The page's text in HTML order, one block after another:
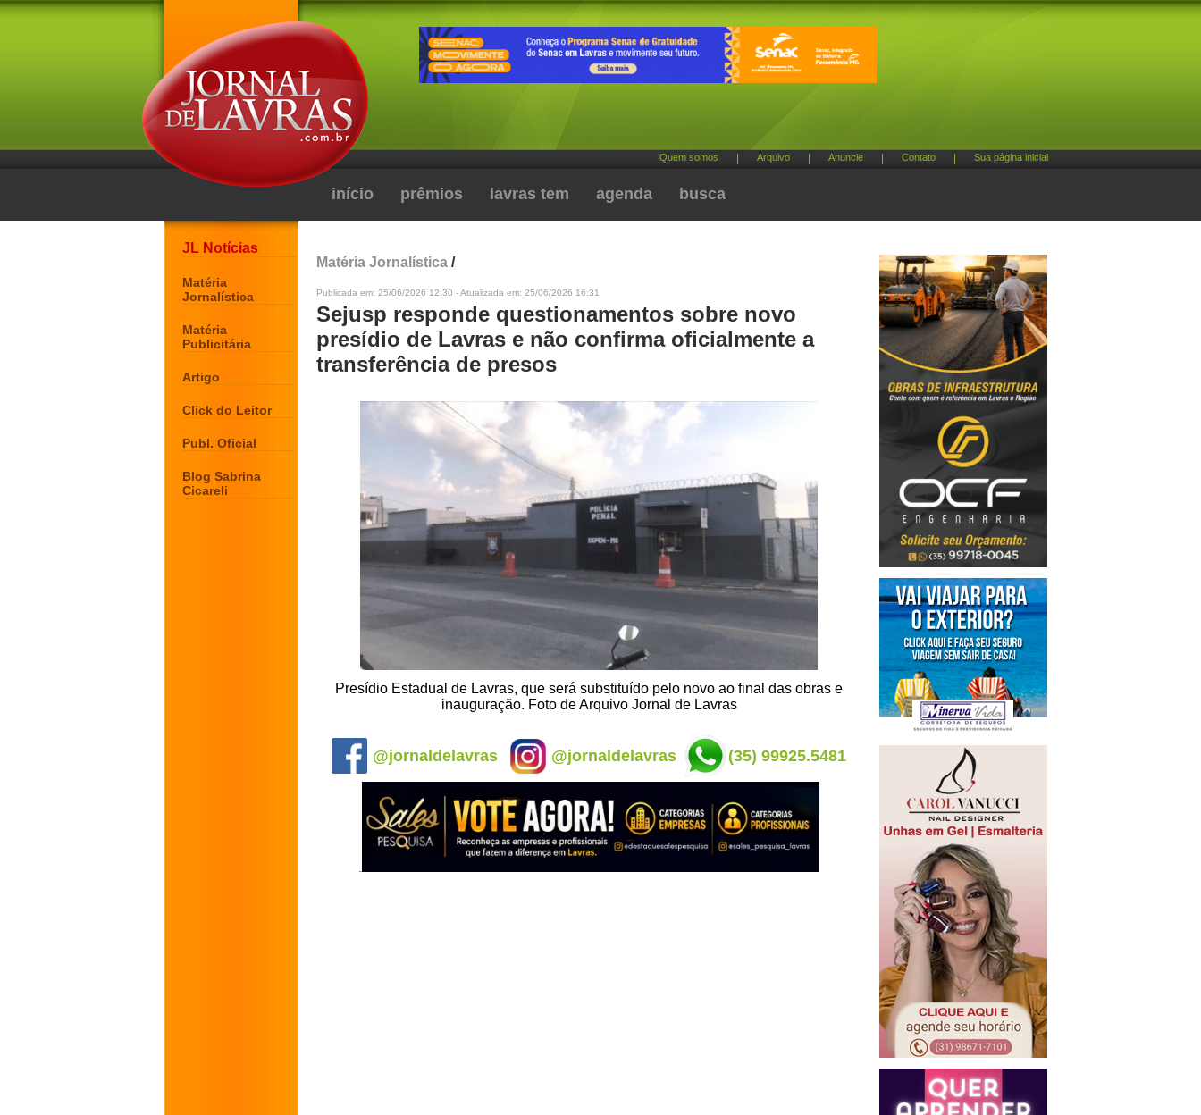
Quem somos Arquivo Anuncie Contato Sua página inicial
início prêmios lavras tem agenda busca
JL Notícias
Matéria
Jornalística
Matéria
Publicitária
Artigo
Click do Leitor
Publ. Oficial
Blog Sabrina
Cicareli
Matéria Jornalística /
Publicada em: 25/06/2026 12:30 - Atualizada em: 25/06/2026 16:31
Sejusp responde questionamentos sobre novo
presídio de Lavras e não confirma oficialmente a
transferência de presos
Presídio Estadual de Lavras, que será substituído pelo novo ao final das obras e
inauguração. Foto de Arquivo Jornal de Lavras
@jornaldelavras @jornaldelavras (35) 99925.5481